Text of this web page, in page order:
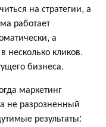
на стратегии, а
работает
а
несколько кликов.
бизнеса.
маркетинг
не разрозненный
результаты: